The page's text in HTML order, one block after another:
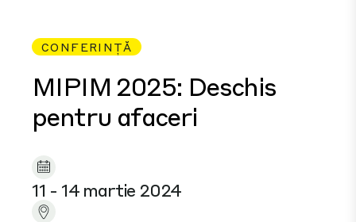
CONFERINȚĂ
MIPIM 2025: Deschis
pentru afaceri
11 - 14 martie 2024